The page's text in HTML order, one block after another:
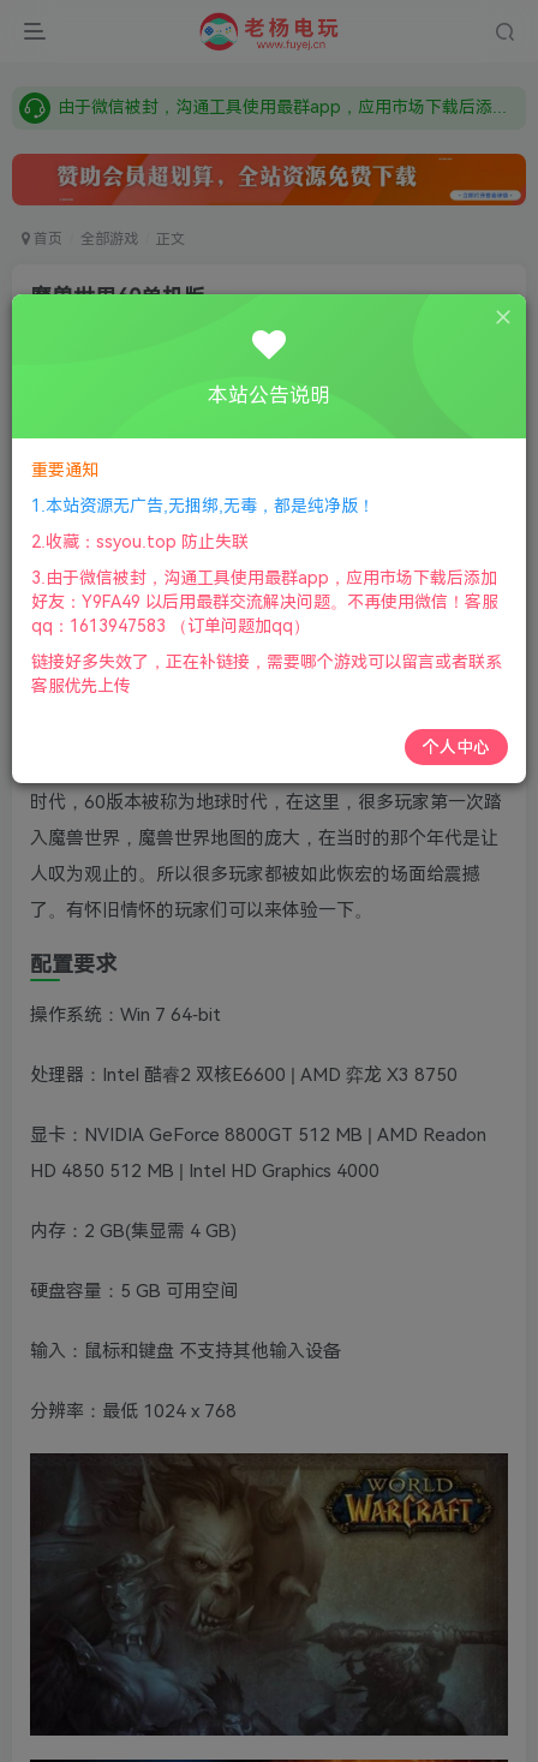
需要什么游戏请联系客服，若链接失效请联系客服，百度网盘边上的激活码也是解压密码
由于微信被封，沟通工具使用最群app，应用市场下载后添加好友：Y9FA49 以后用最群交流解决问题。不再使用微信！
首页 全部游戏 正文
魔兽世界60单机版
①下载安装教程 ②下载安装视频教程 ③ 游戏运行
World of Warcraft
版本介绍：珍藏单机服务端|含各种赠品附件GM命令大全|赠
怀旧机器人珍藏版服务端|容量12GB|简体中文|支持键盘.鼠
《魔兽世界60单机版》是将游戏内容停留在魔兽最初的那个
时代，60版本被称为地球时代，在这里，很多玩家第一次踏
入魔兽世界，魔兽世界地图的庞大，在当时的那个年代是让
人叹为观止的。所以很多玩家都被如此恢宏的场面给震撼
了。有怀旧情怀的玩家们可以来体验一下。
配置要求
操作系统：Win 7 64-bit
处理器：Intel 酷睿2 双核E6600 | AMD 弈龙 X3 8750
显卡：NVIDIA GeForce 8800GT 512 MB | AMD Readon
HD 4850 512 MB | Intel HD Graphics 4000
内存：2 GB(集显需 4 GB)
硬盘容量：5 GB 可用空间
输入：鼠标和键盘 不支持其他输入设备
分辨率：最低 1024 x 768
本站公告说明
重要通知
1.本站资源无广告,无捆绑,无毒，都是纯净版！
2.收藏：ssyou.top 防止失联
3.由于微信被封，沟通工具使用最群app，应用市场下载后添加
好友：Y9FA49 以后用最群交流解决问题。不再使用微信！客服
qq：1613947583 （订单问题加qq）
链接好多失效了，正在补链接，需要哪个游戏可以留言或者联系
客服优先上传
个人中心